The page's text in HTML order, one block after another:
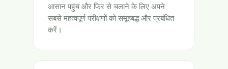
आसान पहुंच और फिर से चलाने के लिए अपने
सबसे महत्वपूर्ण परीक्षणों को समूहबद्ध और प्रबंधित
करें।